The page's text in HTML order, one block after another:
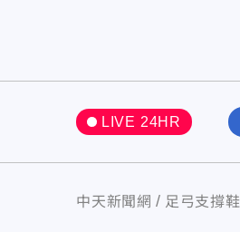
LIVE 24HR
中天新聞網 足弓支撐鞋